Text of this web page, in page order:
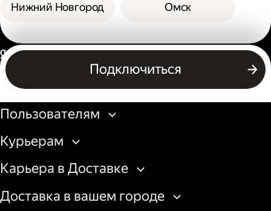
Нижний Новгород Омск
Подключиться
Россия
Бизнесу
Пользователям
Курьерам
Карьера в Доставке
Доставка в вашем городе